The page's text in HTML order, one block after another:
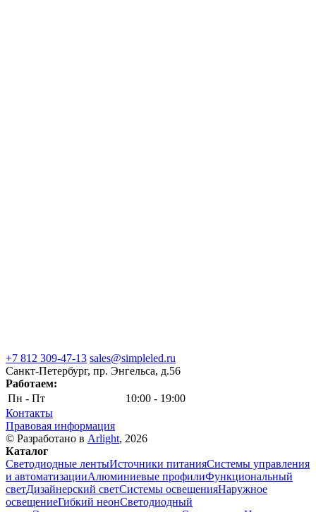
+7 812 309-47-13 sales@simpleled.ru
Санкт-Петербург, пр. Энгельса, д.56
Работаем:
Пн - Пт
10:00 - 19:00
Контакты
Правовая информация
© Разработано в Arlight, 2026
Каталог
Светодиодные лентыИсточники питанияСистемы управления
и автоматизацииАлюминиевые профилиФункциональный
светДизайнерский светСистемы освещенияНаружное
освещениеГибкий неонСветодиодный